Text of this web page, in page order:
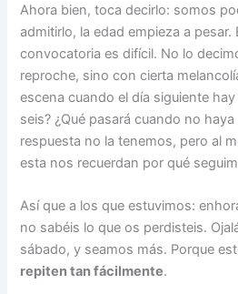
Ahora bien, toca decirlo: somos
admitirlo, la edad empieza a pesar.
convocatoria es difícil. No lo
reproche, sino con cierta
escena cuando el día siguiente
seis? ¿Qué pasará cuando no
respuesta no la tenemos, pero al
esta nos recuerdan por qué
Así que a los que estuvimos:
no sabéis lo que os perdisteis.
sábado, y seamos más. Porque
repiten tan fácilmente.